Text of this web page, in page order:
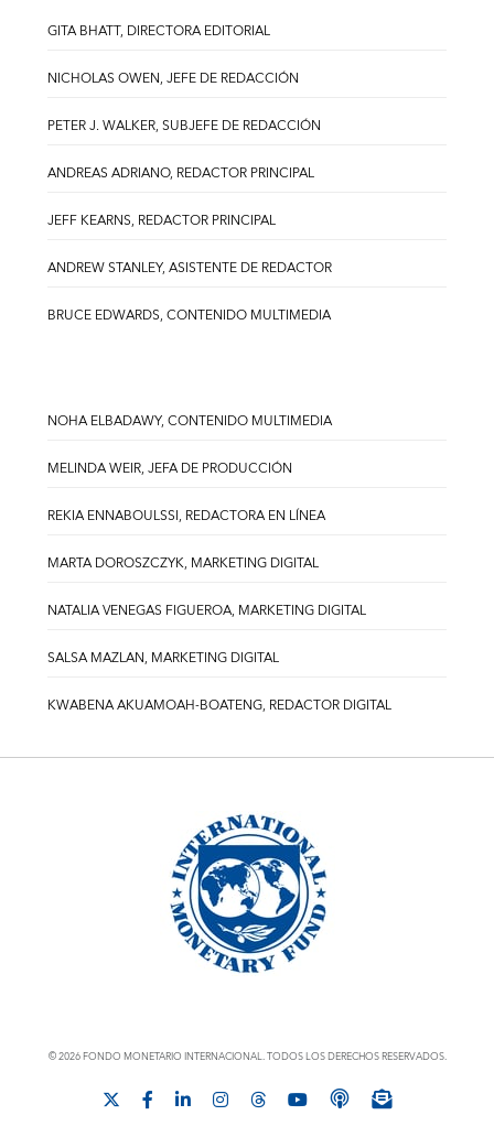
GITA BHATT, DIRECTORA EDITORIAL
NICHOLAS OWEN, JEFE DE REDACCIÓN
PETER J. WALKER, SUBJEFE DE REDACCIÓN
ANDREAS ADRIANO, REDACTOR PRINCIPAL
JEFF KEARNS, REDACTOR PRINCIPAL
ANDREW STANLEY, ASISTENTE DE REDACTOR
BRUCE EDWARDS, CONTENIDO MULTIMEDIA
NOHA ELBADAWY, CONTENIDO MULTIMEDIA
MELINDA WEIR, JEFA DE PRODUCCIÓN
REKIA ENNABOULSSI, REDACTORA EN LÍNEA
MARTA DOROSZCZYK, MARKETING DIGITAL
NATALIA VENEGAS FIGUEROA, MARKETING DIGITAL
SALSA MAZLAN, MARKETING DIGITAL
KWABENA AKUAMOAH-BOATENG, REDACTOR DIGITAL
© 2026 FONDO MONETARIO INTERNACIONAL. TODOS LOS DERECHOS RESERVADOS.